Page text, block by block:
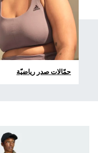
حمّالات صدر رياضيّة